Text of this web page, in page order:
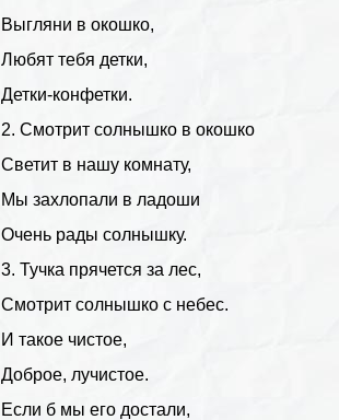
Выгляни в окошко,
Любят тебя детки,
Детки-конфетки.
2. Смотрит солнышко в окошко
Светит в нашу комнату,
Мы захлопали в ладоши
Очень рады солнышку.
3. Тучка прячется за лес,
Смотрит солнышко с небес.
И такое чистое,
Доброе, лучистое.
Если б мы его достали,